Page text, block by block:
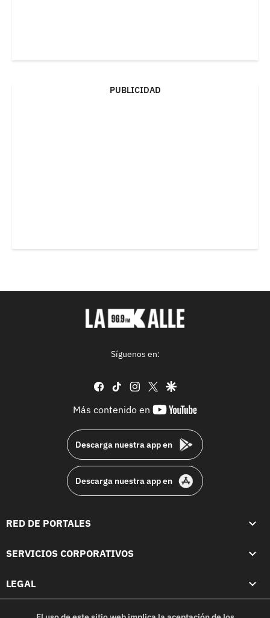
PUBLICIDAD
Síguenos en:
facebook
tiktok instagram
twittergoogle
Más contenido en
youtube-
Descarga nuestra app en
Descarga nuestra app en
RED DE PORTALES
SERVICIOS CORPORATIVOS
LEGAL